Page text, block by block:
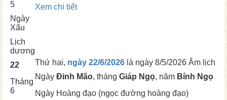
5
Ngày
Xấu
Xem chi tiết
Lịch
dương
22
Tháng
6
Thứ hai, ngày 22/6/2026 là ngày 8/5/2026 Âm lịch
Ngày Đinh Mão, tháng Giáp Ngọ, năm Bính Ngọ
Ngày Hoàng đạo (ngọc đường hoàng đạo)